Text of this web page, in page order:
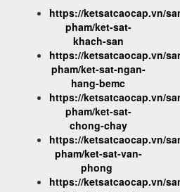
https://ketsatcaocap.vn/
pham/ket-sat-
khach-san
https://ketsatcaocap.vn/
pham/ket-sat-ngan-
hang-bemc
https://ketsatcaocap.vn/
pham/ket-sat-
chong-chay
https://ketsatcaocap.vn/
pham/ket-sat-van-
phong
https://ketsatcaocap.vn/